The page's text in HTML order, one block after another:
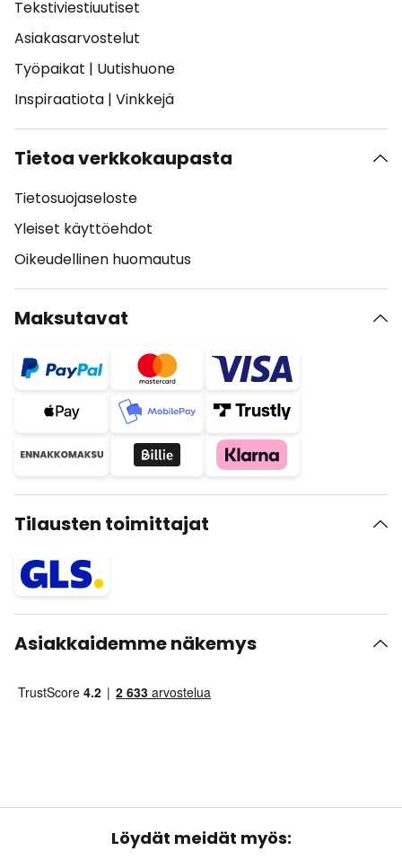
Tekstiviestiuutiset
Asiakasarvostelut
Työpaikat | Uutishuone
Inspiraatiota | Vinkkejä
Tietoa verkkokaupasta
Tietosuojaseloste
Yleiset käyttöehdot
Oikeudellinen huomautus
Maksutavat
Tilausten toimittajat
Asiakkaidemme näkemys
Löydät meidät myös: